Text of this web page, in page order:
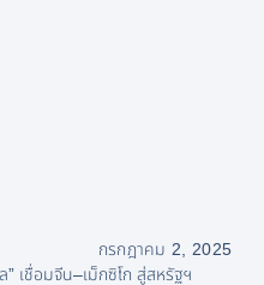
กรกฎาคม 2, 2025
เชื่อมจีน–เม็กซิโก สู่สหรัฐฯ